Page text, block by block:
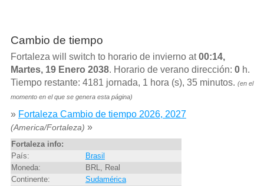
Cambio de tiempo
Fortaleza will switch to horario de invierno at00:14,
Martes, 19 Enero 2038. Horario de verano dirección: 0h.
Tiempo restante: 4181 jornada, 1 hora (s), 35 minutos. (en el
momento en el que se genera esta página)
» Fortaleza Cambio de tiempo 2026, 2027
(America/Fortaleza) »
Fortaleza info:
País:
Brasil
Moneda:
BRL, Real
Continente:
Sudamérica